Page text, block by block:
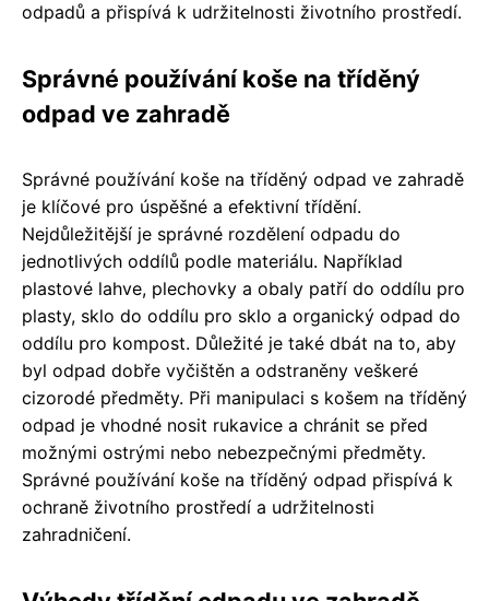
odpadů a přispívá k udržitelnosti životního prostředí.
Správné používání koše na tříděný
odpad ve zahradě
Správné používání koše na tříděný odpad ve zahradě
je klíčové pro úspěšné a efektivní třídění.
Nejdůležitější je správné rozdělení odpadu do
jednotlivých oddílů podle materiálu. Například
plastové lahve, plechovky a obaly patří do oddílu pro
plasty, sklo do oddílu pro sklo a organický odpad do
oddílu pro kompost. Důležité je také dbát na to, aby
byl odpad dobře vyčištěn a odstraněny veškeré
cizorodé předměty. Při manipulaci s košem na tříděný
odpad je vhodné nosit rukavice a chránit se před
možnými ostrými nebo nebezpečnými předměty.
Správné používání koše na tříděný odpad přispívá k
ochraně životního prostředí a udržitelnosti
zahradničení.